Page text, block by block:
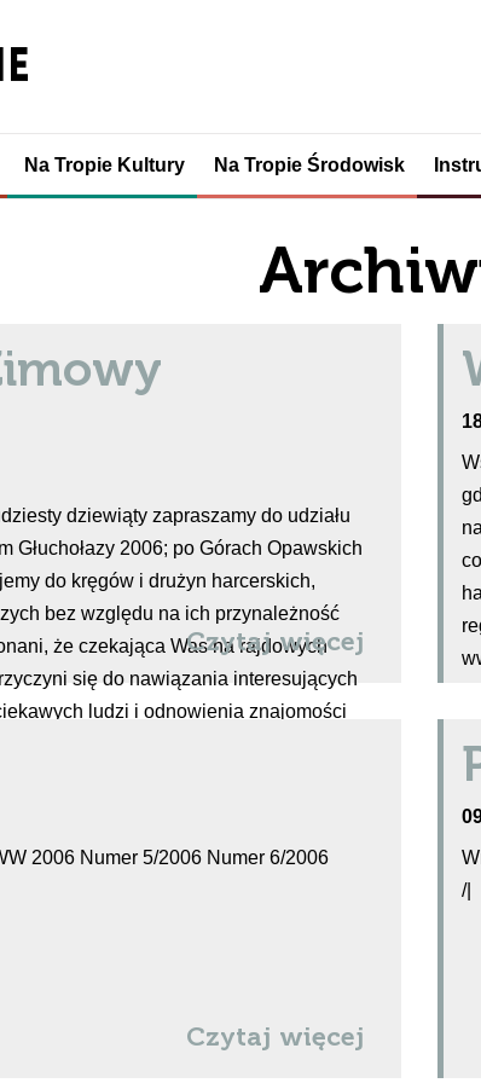
Na Tropie Kultury Na Tropie Środowisk
dziewiąty zapraszamy do udziału
Głuchołazy 2006; po Górach Opawskich
do kręgów i drużyn harcerskich,
bez względu na ich przynależność
że czekająca Was na rajdowych
się do nawiązania interesujących
ludzi i odnowienia znajomości
Czytaj więcej
2006 Numer 5/2006 Numer 6/2006
Czytaj więcej
/|